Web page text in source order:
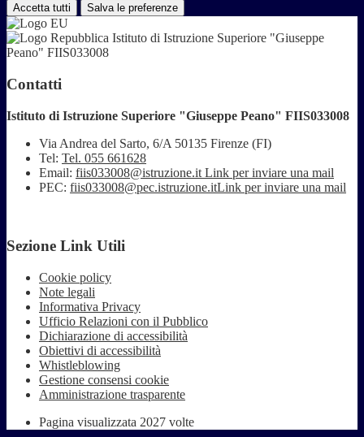
Accetta tutti Salva le preferenze
Istituto di Istruzione Superiore "Giuseppe
Peano" FIIS033008
Contatti
Istituto di Istruzione Superiore "Giuseppe Peano" FIIS033008
Via Andrea del Sarto, 6/A 50135 Firenze (FI)
Tel: Tel. 055 661628
Email: fiis033008@istruzione.it Link per inviare una mail
PEC: fiis033008@pec.istruzione.itLink per inviare una mail
Sezione Link Utili
Cookie policy
Note legali
Informativa Privacy
Ufficio Relazioni con il Pubblico
Dichiarazione di accessibilità
Obiettivi di accessibilità
Whistleblowing
Gestione consensi cookie
Amministrazione trasparente
Pagina visualizzata 2027 volte